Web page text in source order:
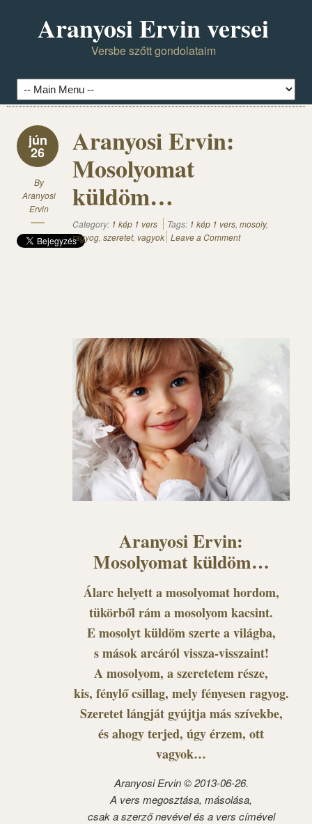
Aranyosi Ervin versei
Versbe szőtt gondolataim
jún
26
By
Aranyosi
Ervin
Aranyosi Ervin:
Mosolyomat
küldöm…
Category: 1 kép 1 vers Tags: 1 kép 1 vers, mosoly,
ragyog, szeretet, vagyok Leave a Comment
Aranyosi Ervin:
Mosolyomat küldöm…
Álarc helyett a mosolyomat hordom,
tükörből rám a mosolyom kacsint.
E mosolyt küldöm szerte a világba,
s mások arcáról vissza-visszaint!
A mosolyom, a szeretetem része,
kis, fénylő csillag, mely fényesen ragyog.
Szeretet lángját gyújtja más szívekbe,
és ahogy terjed, úgy érzem, ott
vagyok…
Aranyosi Ervin © 2013-06-26.
A vers megosztása, másolása,
csak a szerző nevével és a vers címével